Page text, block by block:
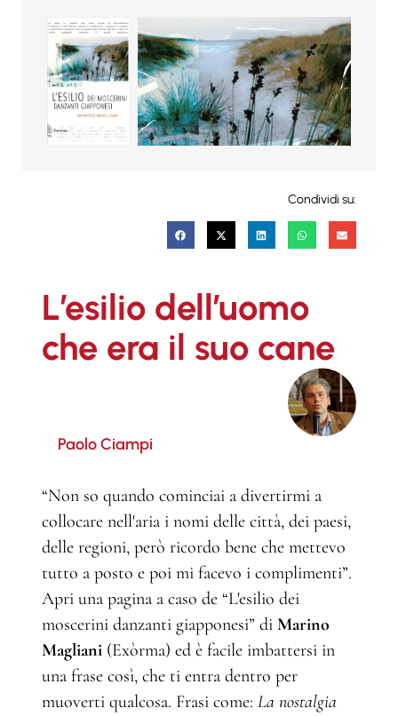
Condividi su:
L’esilio dell’uomo
che era il suo cane
Paolo Ciampi
“Non so quando cominciai a divertirmi a
collocare nell'aria i nomi delle città, dei paesi,
delle regioni, però ricordo bene che mettevo
tutto a posto e poi mi facevo i complimenti”.
Apri una pagina a caso de “L'esilio dei
moscerini danzanti giapponesi” di Marino
Magliani (Exòrma) ed è facile imbattersi in
una frase così, che ti entra dentro per
muoverti qualcosa. Frasi come: La nostalgia